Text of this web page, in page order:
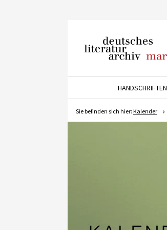
Marbach
HANDSCHRIFTEN
Sie befinden sich hier: Kalender